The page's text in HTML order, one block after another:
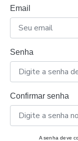
Email
Senha
Confirmar senha
A senha deve